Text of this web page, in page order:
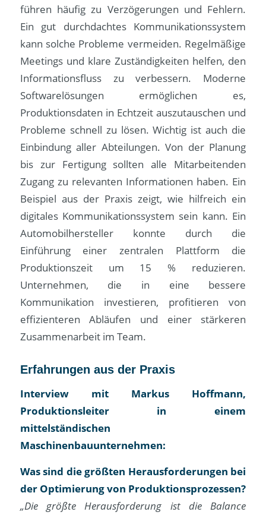
führen häufig zu Verzögerungen und Fehlern.
Ein gut durchdachtes Kommunikationssystem
kann solche Probleme vermeiden. Regelmäßige
Meetings und klare Zuständigkeiten helfen, den
Informationsfluss zu verbessern. Moderne
Softwarelösungen ermöglichen es,
Produktionsdaten in Echtzeit auszutauschen und
Probleme schnell zu lösen. Wichtig ist auch die
Einbindung aller Abteilungen. Von der Planung
bis zur Fertigung sollten alle Mitarbeitenden
Zugang zu relevanten Informationen haben. Ein
Beispiel aus der Praxis zeigt, wie hilfreich ein
digitales Kommunikationssystem sein kann. Ein
Automobilhersteller konnte durch die
Einführung einer zentralen Plattform die
Produktionszeit um 15 % reduzieren.
Unternehmen, die in eine bessere
Kommunikation investieren, profitieren von
effizienteren Abläufen und einer stärkeren
Zusammenarbeit im Team.
Erfahrungen aus der Praxis
Interview mit Markus Hoffmann,
Produktionsleiter in einem
mittelständischen
Maschinenbauunternehmen:
Was sind die größten Herausforderungen bei
der Optimierung von Produktionsprozessen?
„Die größte Herausforderung ist die Balance